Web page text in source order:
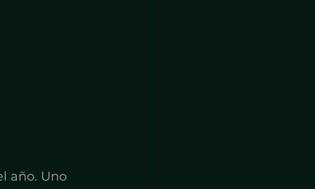
año. Uno